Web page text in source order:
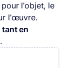
l’objet, le
l’œuvre.
tant en
.